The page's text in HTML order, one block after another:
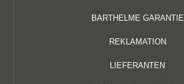
BARTHELME GARANTIE
REKLAMATION
LIEFERANTEN